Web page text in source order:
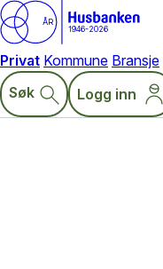
ÅR
1946-2026
Privat Kommune Bransje
Søk
Logg inn